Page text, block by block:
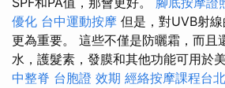
優化 台中運動按摩 但是，對UVB射
更為重要。 這些不僅是防曬霜，而且
水，護髮素，發膜和其他功能可用於
中整脊 台胞證 效期 經絡按摩課程台北